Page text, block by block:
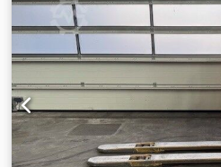
Dcedpfsyvc E Tjx Apbjk